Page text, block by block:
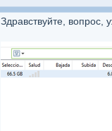
Здравствуйте, вопрос,